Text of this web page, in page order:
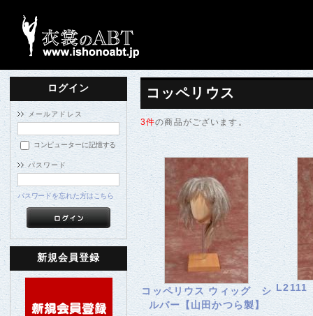
ログイン
メールアドレス
コンピューターに記憶する
パスワード
パスワードを忘れた方はこちら
新規会員登録
コッペリウス
3件の商品がございます。
コッペリウス ウィッグ シ
ルバー【山田かつら製】